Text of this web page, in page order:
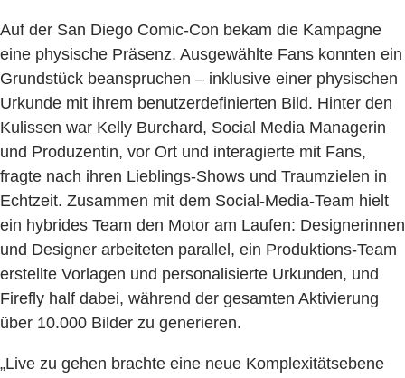
Auf der San Diego Comic-Con bekam die Kampagne
eine physische Präsenz. Ausgewählte Fans konnten ein
Grundstück beanspruchen – inklusive einer physischen
Urkunde mit ihrem benutzerdefinierten Bild. Hinter den
Kulissen war Kelly Burchard, Social Media Managerin
und Produzentin, vor Ort und interagierte mit Fans,
fragte nach ihren Lieblings-Shows und Traumzielen in
Echtzeit. Zusammen mit dem Social-Media-Team hielt
ein hybrides Team den Motor am Laufen: Designerinnen
und Designer arbeiteten parallel, ein Produktions-Team
erstellte Vorlagen und personalisierte Urkunden, und
Firefly half dabei, während der gesamten Aktivierung
über 10.000 Bilder zu generieren.
„Live zu gehen brachte eine neue Komplexitätsebene